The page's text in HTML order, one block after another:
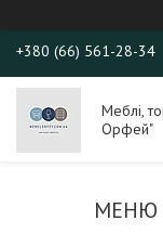
+380 (66) 561-28-34
Меблі,
Орфей"